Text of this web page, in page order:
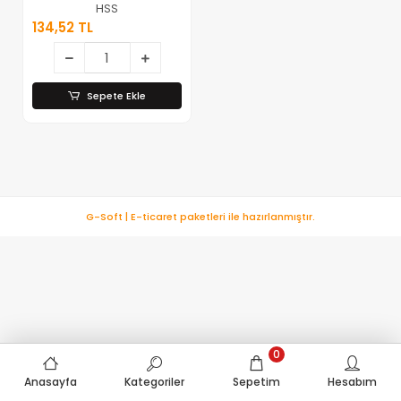
Mini Yuvarlak
Testere Bıçakları
22---44mm*300
HSS
134,52 TL
Sepete Ekle
Anasayfa Kategoriler Sepetim
0
Hesabım
G-Soft | E-ticaret paketleri ile hazırlanmıştır.